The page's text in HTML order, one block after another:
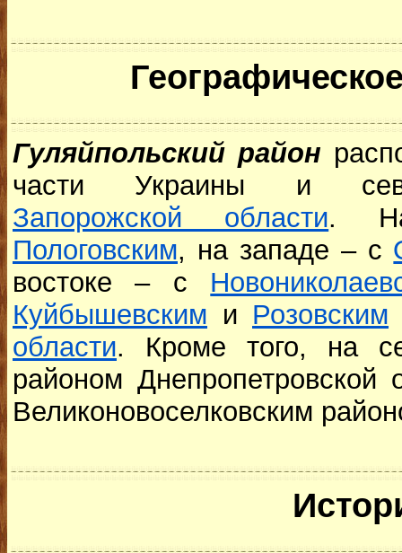
Гуляйпольский район
части Украины и
Запорожской области.
Пологовским, на западе – с
востоке – с
Куйбышевским и Розовским
области. Кроме того, на
районом Днепропетровской
Великоновоселковским